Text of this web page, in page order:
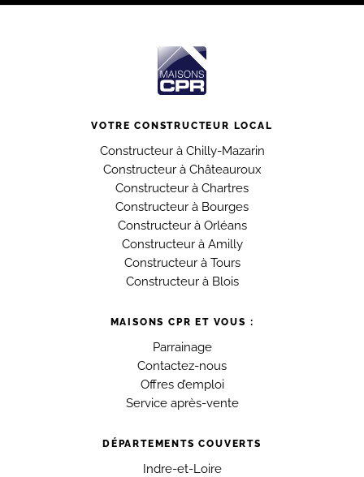
VOTRE CONSTRUCTEUR LOCAL
Constructeur à Chilly-Mazarin
Constructeur à Châteauroux
Constructeur à Chartres
Constructeur à Bourges
Constructeur à Orléans
Constructeur à Amilly
Constructeur à Tours
Constructeur à Blois
MAISONS CPR ET VOUS :
Parrainage
Contactez-nous
Offres d’emploi
Service après-vente
DÉPARTEMENTS COUVERTS
Indre-et-Loire